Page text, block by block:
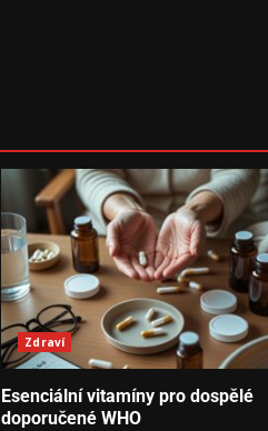
Zdraví
Esenciální vitamíny pro dospělé
doporučené WHO